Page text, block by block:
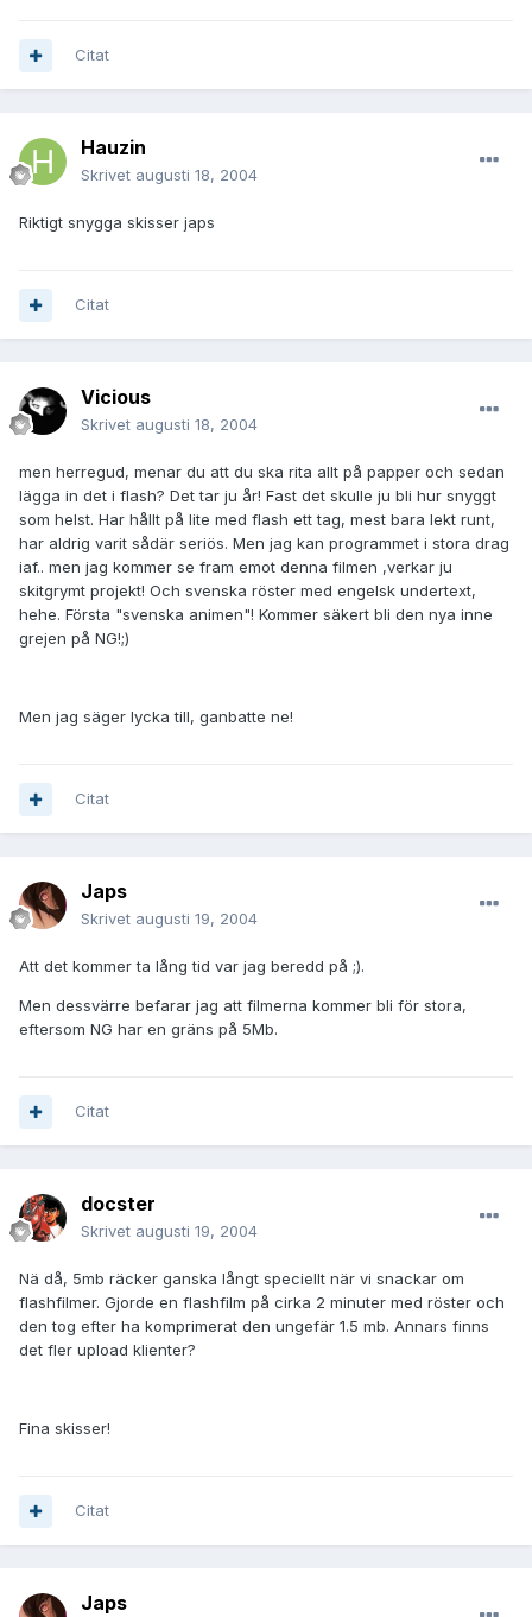
Citat
Hauzin
Skrivet augusti 18, 2004
Riktigt snygga skisser japs
Citat
Vicious
Skrivet augusti 18, 2004
men herregud, menar du att du ska rita allt på papper och sedan
lägga in det i flash? Det tar ju år! Fast det skulle ju bli hur snyggt
som helst. Har hållt på lite med flash ett tag, mest bara lekt runt,
har aldrig varit sådär seriös. Men jag kan programmet i stora drag
iaf.. men jag kommer se fram emot denna filmen ,verkar ju
skitgrymt projekt! Och svenska röster med engelsk undertext,
hehe. Första "svenska animen"! Kommer säkert bli den nya inne
grejen på NG!;)
Men jag säger lycka till, ganbatte ne!
Citat
Japs
Skrivet augusti 19, 2004
Att det kommer ta lång tid var jag beredd på ;).
Men dessvärre befarar jag att filmerna kommer bli för stora,
eftersom NG har en gräns på 5Mb.
Citat
docster
Skrivet augusti 19, 2004
Nä då, 5mb räcker ganska långt speciellt när vi snackar om
flashfilmer. Gjorde en flashfilm på cirka 2 minuter med röster och
den tog efter ha komprimerat den ungefär 1.5 mb. Annars finns
det fler upload klienter?
Fina skisser!
Citat
Japs